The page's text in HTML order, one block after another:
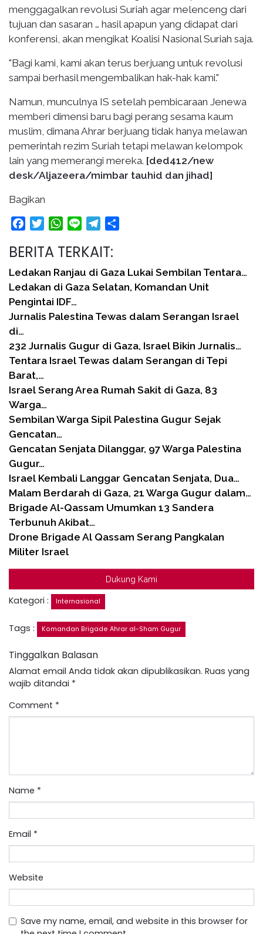
menggagalkan revolusi Suriah agar melenceng dari
tujuan dan sasaran … hasil apapun yang didapat dari
konferensi, akan mengikat Koalisi Nasional Suriah saja.
"Bagi kami, kami akan terus berjuang untuk revolusi
sampai berhasil mengembalikan hak-hak kami."
Namun, munculnya IS setelah pembicaraan Jenewa
memberi dimensi baru bagi perang sesama kaum
muslim, dimana Ahrar berjuang tidak hanya melawan
pemerintah rezim Suriah tetapi melawan kelompok
lain yang memerangi mereka. [ded412/new
desk/Aljazeera/mimbar tauhid dan jihad]
Bagikan
FacebookTwitterWhatsApp
Line Telegram
BERITA TERKAIT:
Ledakan Ranjau di Gaza Lukai Sembilan Tentara…
Ledakan di Gaza Selatan, Komandan Unit
Pengintai IDF…
Jurnalis Palestina Tewas dalam Serangan Israel
di…
232 Jurnalis Gugur di Gaza, Israel Bikin Jurnalis…
Tentara Israel Tewas dalam Serangan di Tepi
Barat,…
Israel Serang Area Rumah Sakit di Gaza, 83
Warga…
Sembilan Warga Sipil Palestina Gugur Sejak
Gencatan…
Gencatan Senjata Dilanggar, 97 Warga Palestina
Gugur…
Israel Kembali Langgar Gencatan Senjata, Dua…
Malam Berdarah di Gaza, 21 Warga Gugur dalam…
Brigade Al-Qassam Umumkan 13 Sandera
Terbunuh Akibat…
Drone Brigade Al Qassam Serang Pangkalan
Militer Israel
Dukung Kami
Kategori : Internasional
Tags : Komandan Brigade Ahrar al-Sham Gugur
Tinggalkan Balasan
Alamat email Anda tidak akan dipublikasikan. Ruas yang
wajib ditandai *
Comment *
Name *
Email *
Website
Save my name, email, and website in this browser for